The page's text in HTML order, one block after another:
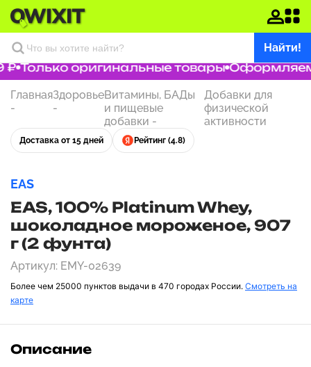
Найти!
Только оригинальные товары Оформляем
Главная
-
Здоровье
-
Витамины, БАДы
и пищевые
добавки -
Добавки для
физической
активности
Доставка от 15 дней Рейтинг (4.8)
EAS
EAS, 100% Platinum Whey,
шоколадное мороженое, 907
г (2 фунта)
Артикул: EMY-02639
Более чем 25000 пунктов выдачи в 470 городах России. Смотреть на
карте
Описание